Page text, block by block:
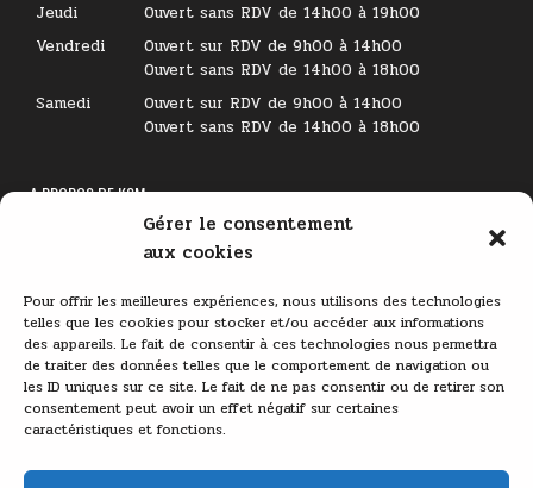
Gérer le consentement
aux cookies
Pour offrir les meilleures expériences, nous utilisons des technologies
telles que les cookies pour stocker et/ou accéder aux informations
des appareils. Le fait de consentir à ces technologies nous permettra
de traiter des données telles que le comportement de navigation ou
les ID uniques sur ce site. Le fait de ne pas consentir ou de retirer son
consentement peut avoir un effet négatif sur certaines
caractéristiques et fonctions.
Jeudi
Ouvert sans RDV de 14h00 à 19h00
Vendredi
Ouvert sur RDV de 9h00 à 14h00
Ouvert sans RDV de 14h00 à 18h00
Samedi
Ouvert sur RDV de 9h00 à 14h00
Ouvert sans RDV de 14h00 à 18h00
A PROPOS DE KSM